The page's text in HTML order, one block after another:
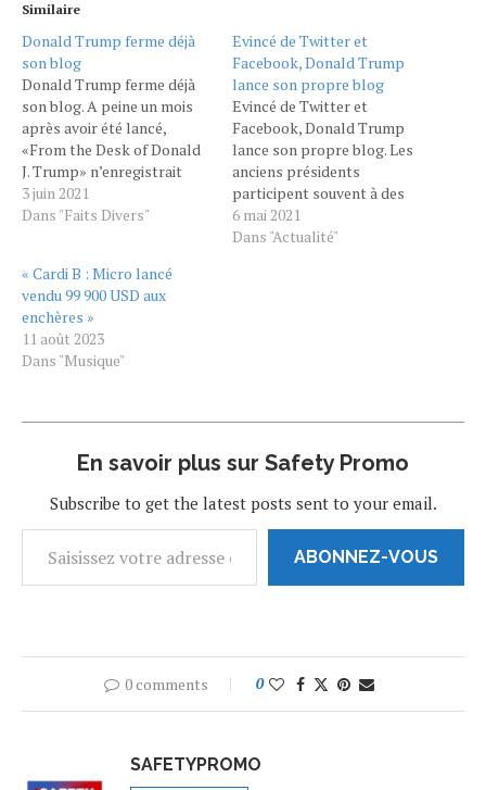
Similaire
Donald Trump ferme déjà
son blog
Donald Trump ferme déjà
son blog. A peine un mois
après avoir été lancé,
«From the Desk of Donald
J. Trump» n’enregistrait
pratiquement aucun trafic.
La fierté de l’ex-président
sur Internet. Déjà banni de
Facebook et Twitter,
l’ancien président des…
3 juin 2021
Dans "Faits Divers"
Evincé de Twitter et
Facebook, Donald Trump
lance son propre blog
Evincé de Twitter et
Facebook, Donald Trump
lance son propre blog. Les
anciens présidents
participent souvent à des
œuvres caritatives une fois
qu'ils ont quitté la Maison-
6 mai 2021
Dans "Actualité"
« Cardi B : Micro lancé
vendu 99 900 USD aux
enchères »
11 août 2023
Dans "Musique"
En savoir plus sur Safety Promo
Subscribe to get the latest posts sent to your email.
ABONNEZ-VOUS
0 comments 0
SAFETYPROMO